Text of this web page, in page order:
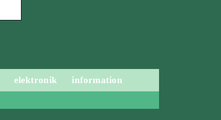
elektronik information